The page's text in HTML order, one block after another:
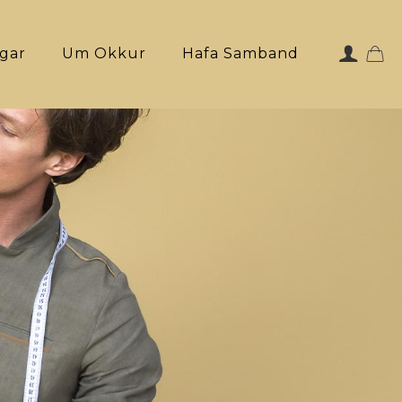
Um Okkur Hafa Samband